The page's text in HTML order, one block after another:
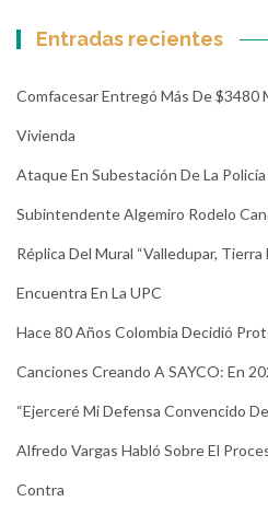
Entradas recientes
Comfacesar Entregó Más De $3480
Vivienda
Ataque En Subestación De La
Subintendente Algemiro Rodelo
Réplica Del Mural “Valledupar,
Encuentra En La UPC
Hace 80 Años Colombia Decidió
Canciones Creando A SAYCO: En
“Ejerceré Mi Defensa Convencido
Alfredo Vargas Habló Sobre El
Contra